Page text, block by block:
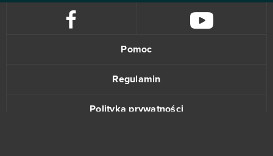
Pomoc
Regulamin
Polityka prywatności